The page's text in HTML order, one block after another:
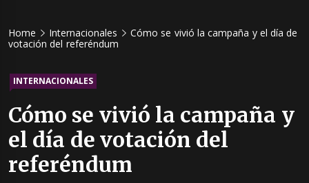
Home Internacionales
Cómo se vivió la campaña y el día de
votación del referéndum
INTERNACIONALES
Cómo se vivió la campaña y
el día de votación del
referéndum